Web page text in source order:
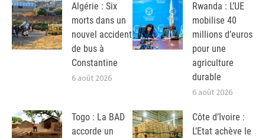
Algérie : Six
morts dans un
nouvel accident
de bus à
Constantine
6 août 2026
Rwanda : L’UE
mobilise 40
millions d’euros
pour une
agriculture
durable
6 août 2026
Togo : La BAD
accorde un
Côte d’Ivoire :
L’Etat achève le